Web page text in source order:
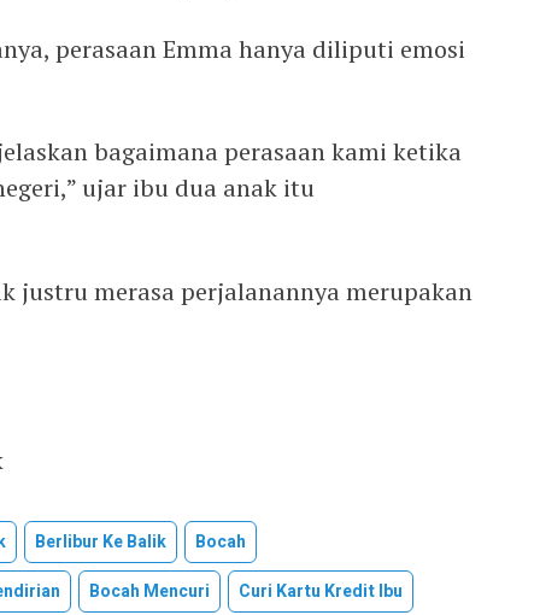
perasaan Emma hanya diliputi emosi
bagaimana perasaan kami ketika
ujar ibu dua anak itu
justru merasa perjalanannya merupakan
Berlibur Ke Balik
Bocah
Bocah Mencuri Curi Kartu Kredit Ibu